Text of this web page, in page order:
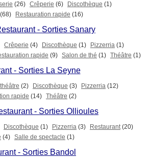
(26) Crêperie (6) Discothèque (1)
(68) Restauration rapide (16)
- Sorties Sanary
Crêperie (4) Discothèque (1) Pizzerria (1)
rapide (9) Salon de thé (1) Théâtre (1)
- Sorties La Seyne
(2) Discothèque (3) Pizzerria (12)
rapide (14) Théâtre (2)
- Sorties Ollioules
Discothèque (1) Pizzerria (3) Restaurant (20)
(4) Salle de spectacle (1)
- Sorties Bandol